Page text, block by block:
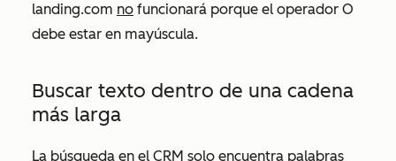
landing.com no funcionará porque el operador O
debe estar en mayúscula.
Buscar texto dentro de una cadena
más larga
La búsqueda en el CRM solo encuentra palabras